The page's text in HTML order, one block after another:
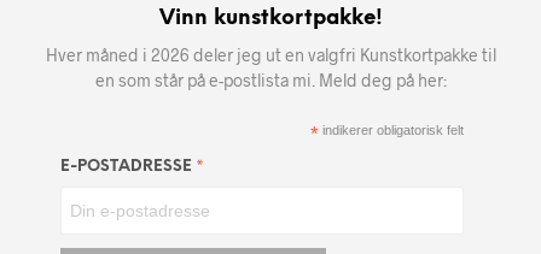
Vinn kunstkortpakke!
Hver måned i 2026 deler jeg ut en valgfri Kunstkortpakke til
en som står på e-postlista mi. Meld deg på her:
* indikerer obligatorisk felt
E-POSTADRESSE *